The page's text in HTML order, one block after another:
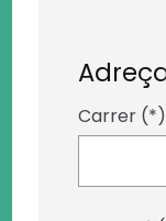
Carrer (*)